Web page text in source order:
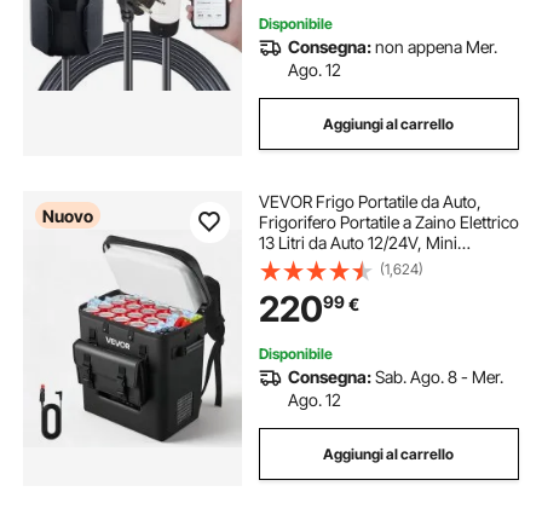
Disponibile
Consegna:non appena Mer.
Ago. 12
Aggiungi al carrello
Nuovo
VEVOR Frigo Portatile da Auto,
Frigorifero Portatile a Zaino Elettrico
13 Litri da Auto 12/24V, Mini
Frigorifero con Compressore per
Campeggio Viaggio Spiaggia Pesca
Picnic, Temperatura da -6°C a 10°C
(1,624)
22099€
Disponibile
Consegna:Sab. Ago. 8 - Mer.
Ago. 12
Aggiungi al carrello